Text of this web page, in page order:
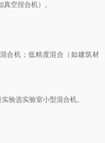
空捏合机）。
合机； 低精度混合（如建筑材
验选实验室小型混合机。